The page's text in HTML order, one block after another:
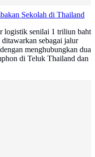
Sekolah di Thailand
logistik senilai 1 triliun baht
sebagai jalur
menghubungkan dua
di Teluk Thailand dan